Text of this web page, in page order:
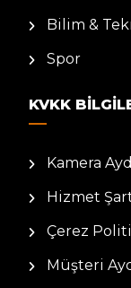
Bilim &
Spor
KVKK
Kamera
Hizmet
Çerez
Müşteri